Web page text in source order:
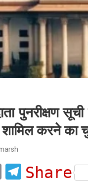
पुनरीक्षण
शामिल करने
E
T
Share